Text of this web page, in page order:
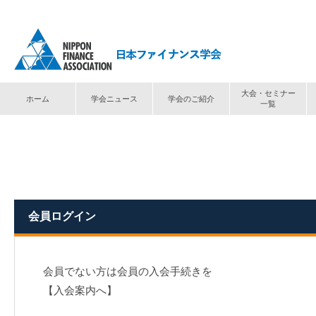
ホーム 学会ニュース 学会のご紹介
大会・セミナー
一覧
会員ログイン
会員でない方は会員の入会手続きを
【入会案内へ】